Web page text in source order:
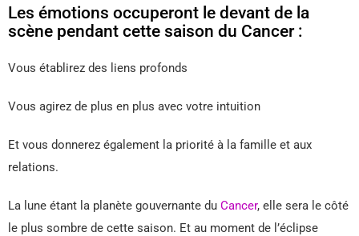
Les émotions occuperont le devant de la
scène pendant cette saison du Cancer :
Vous établirez des liens profonds
Vous agirez de plus en plus avec votre intuition
Et vous donnerez également la priorité à la famille et aux
relations.
La lune étant la planète gouvernante du Cancer, elle sera le côté
le plus sombre de cette saison. Et au moment de l’éclipse